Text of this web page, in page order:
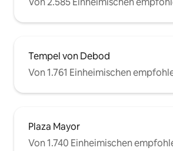
Tempel von Debod
Von 1.761 Einheimischen
Plaza Mayor
Von 1.740 Einheimischen